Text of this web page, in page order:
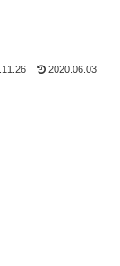
2020.06.03